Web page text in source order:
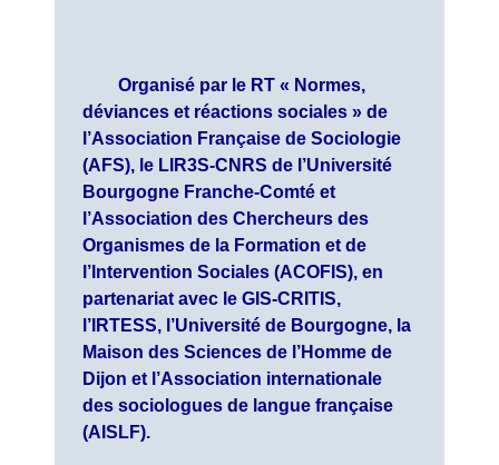
Organisé par le RT « Normes,
déviances et réactions sociales » de
l’Association Française de Sociologie
(AFS), le LIR3S-CNRS de l’Université
Bourgogne Franche-Comté et
l’Association des Chercheurs des
Organismes de la Formation et de
l’Intervention Sociales (ACOFIS), en
partenariat avec le GIS-CRITIS,
l’IRTESS, l’Université de Bourgogne, la
Maison des Sciences de l’Homme de
Dijon et l’Association internationale
des sociologues de langue française
(AISLF).